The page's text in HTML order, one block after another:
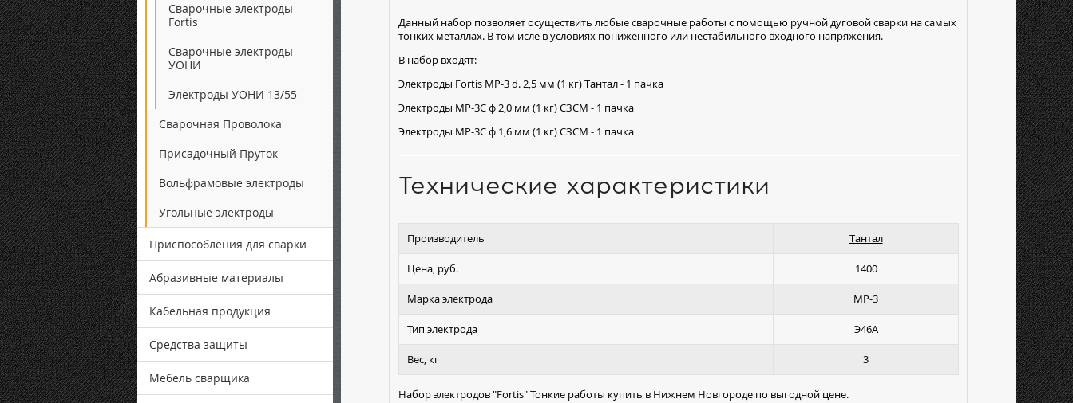
Данный набор позволяет осуществить любые сварочные работы с помощью ручной дуговой сварки на самых
тонких металлах. В том исле в условиях пониженного или нестабильного входного напряжения.
В набор входят:
Электроды Fortis МР-3 d. 2,5 мм (1 кг) Тантал - 1 пачка
Электроды МР-3С ф 2,0 мм (1 кг) СЗСМ - 1 пачка
Электроды МР-3С ф 1,6 мм (1 кг) СЗСМ - 1 пачка
Технические характеристики
Производитель Тантал
Цена, руб. 1400
Марка электрода МР-3
Тип электрода Э46А
Вес, кг 3
Набор электродов "Fortis" Тонкие работы купить в Нижнем Новгороде по выгодной цене.
Сварочные электроды
Fortis
Сварочные электроды
УОНИ
Электроды УОНИ 13/55
Сварочная Проволока
Присадочный Пруток
Вольфрамовые электроды
Угольные электроды
Приспособления для сварки
Абразивные материалы
Кабельная продукция
Средства защиты
Мебель сварщика